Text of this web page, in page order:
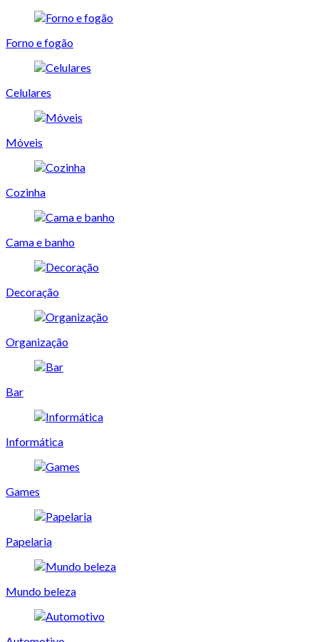
Forno e fogão
Celulares
Móveis
Cozinha
Cama e banho
Decoração
Organização
Bar
Informática
Games
Papelaria
Mundo beleza